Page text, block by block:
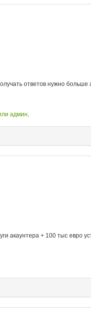
ответов нужно
админ,
+ 100 тыс евро